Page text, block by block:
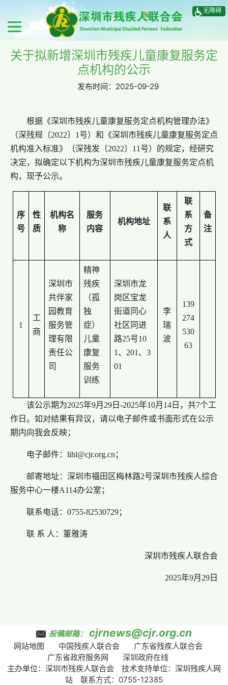
无障碍
关于拟新增深圳市残疾儿童康复服务定
点机构的公示
发布时间： 2025-09-29
根据《深圳市残疾儿童康复服务定点机构管理办法》
（深残规〔2022〕1号）和《深圳市残疾儿童康复服务定点
机构准入标准》（深残发〔2022〕11号）的规定，经研究
决定，拟确定以下机构为深圳市残疾儿童康复服务定点机
构，现予公示。
序
号
性
质
机构名
称
服务
内容
机构地址
联
系
人
联
系
方
式
备
注
1
工
商
深圳市
共伴家
园教育
服务管
理有限
责任公
司
精神
残疾
（孤
独
症）
儿童
康复
服务
训练
深圳市龙
岗区宝龙
街道同心
社区同进
路25号10
1、201、3
01
李
瑞
波
139
274
530
63
该公示期为2025年9月29日-2025年10月14日，共7个工
作日。如对结果有异议，请以电子邮件或书面形式在公示
期内向我会反映；
电子邮件：lihl@cjr.org.cn；
邮寄地址：深圳市福田区梅林路2号深圳市残疾人综合
服务中心一楼A114办公室；
联系电话：0755-82530729；
联 系 人：董雅涛
深圳市残疾人联合会
2025年9月29日
投稿邮箱： cjrnews@cjr.org.cn
网站地图 中国残疾人联合会
广东省残疾人联合会
广东省政府服务网
深圳政府在线
主办单位：深圳市残疾人联合会 技术支持单位：深圳残疾人网
站 联系方式：0755-12385